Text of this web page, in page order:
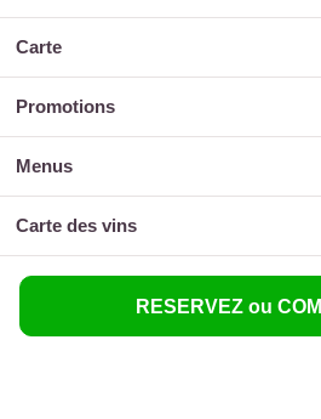
carte
promotions
menus
carte des vins
RESERVEZ ou